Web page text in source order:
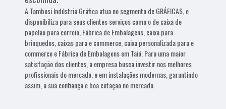
A Tambosi Indústria Gráfica atua no segmento de GRÁFICAS, e
disponibiliza para seus clientes serviços como o de caixa de
papelão para correio, Fábrica de Embalagens, caixa para
brinquedos, caixas para e commerce, caixa personalizada para e
commerce e Fábrica de Embalagens em Taió. Para uma maior
satisfação dos clientes, a empresa busca investir nos melhores
profissionais do mercado, e em instalações modernas, garantindo
assim, a sua confiança e boa cotação no mercado.